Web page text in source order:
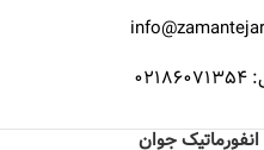
جوان